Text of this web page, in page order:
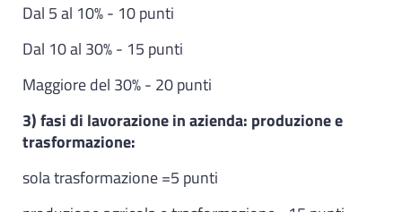
Dal 5 al 10% - 10 punti
Dal 10 al 30% - 15 punti
Maggiore del 30% - 20 punti
3) fasi di lavorazione in azienda: produzione e
trasformazione:
sola trasformazione =5 punti